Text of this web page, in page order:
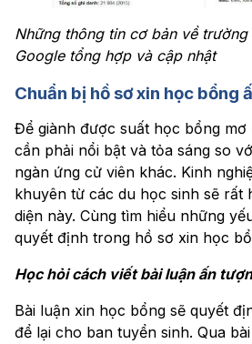
Những thông tin cơ bản về
Google tổng hợp và cập nhật
Chuẩn bị hồ sơ xin học bổng
Để giành được suất học bổng
cần phải nổi bật và tỏa sáng so
ngàn ứng cử viên khác. Kinh
khuyên từ các du học sinh sẽ rất
diện này. Cùng tìm hiểu những
quyết định trong hồ sơ xin học
Học hỏi cách viết bài luận ấn
Bài luận xin học bổng sẽ quyết
để lại cho ban tuyển sinh. Qua